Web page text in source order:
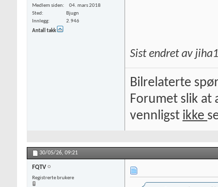
Medlem siden
04. mars 2018
Sted
Bjugn
Innlegg
2.946
Antall takk
Sist endret av
Bilrelaterte
Forumet slik at
vennligst ikke
30/05/26, 09:21
FQTV
Registrerte brukere